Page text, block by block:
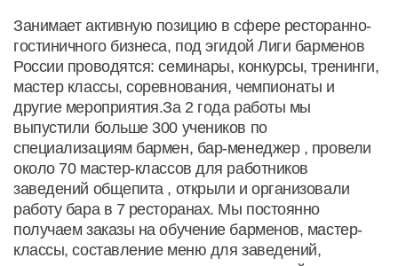
Занимает активную позицию в сфере ресторанно-
гостиничного бизнеса, под эгидой Лиги барменов
России проводятся: семинары, конкурсы, тренинги,
мастер классы, соревнования, чемпионаты и
другие мероприятия.За 2 года работы мы
выпустили больше 300 учеников по
специализациям бармен, бар-менеджер , провели
около 70 мастер-классов для работников
заведений общепита , открыли и организовали
работу бара в 7 ресторанах. Мы постоянно
получаем заказы на обучение барменов, мастер-
классы, составление меню для заведений,